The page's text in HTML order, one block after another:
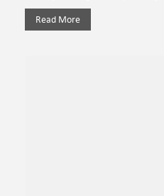
Read More